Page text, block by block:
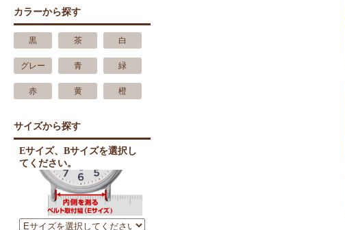
カラーから探す
黒 茶 白
グレー 青 緑
赤 黄 橙
サイズから探す